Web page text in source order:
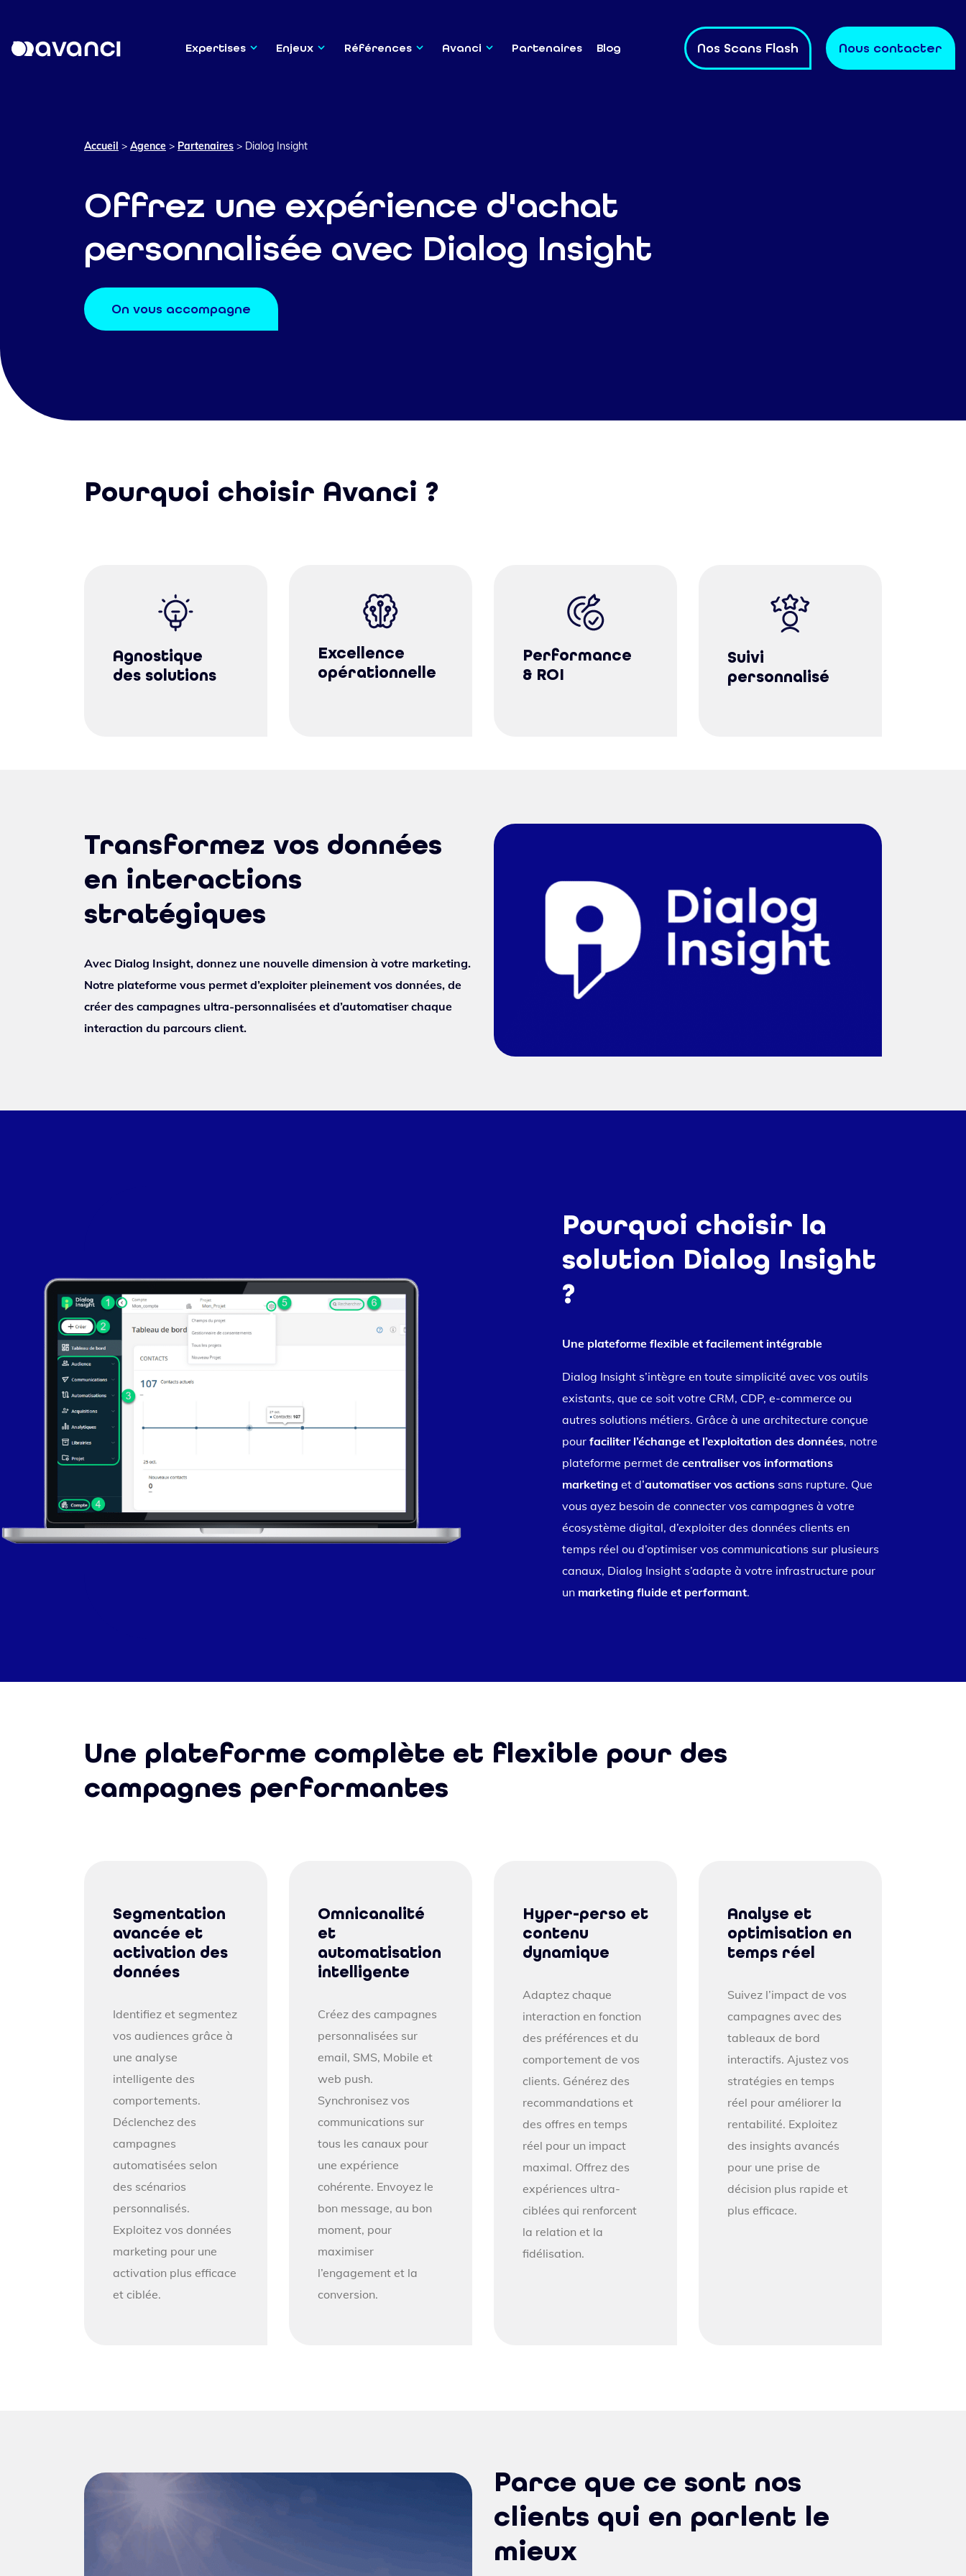
Expertises Enjeux Références Avanci Partenaires Blog Nos Scans Flash Nous contacter
Accueil > Agence > Partenaires > Dialog Insight
Offrez une expérience d'achat
personnalisée avec Dialog Insight
On vous accompagne
Pourquoi choisir Avanci ?
Agnostique
des solutions
Excellence
opérationnelle
Performance
& ROI
Suivi
personnalisé
Transformez vos données
en interactions
stratégiques
Avec Dialog Insight, donnez une nouvelle dimension à votre marketing.
Notre plateforme vous permet d’exploiter pleinement vos données, de
créer des campagnes ultra-personnalisées et d’automatiser chaque
interaction du parcours client.
Pourquoi choisir la
solution Dialog Insight
?
Une plateforme flexible et facilement intégrable
Dialog Insight s’intègre en toute simplicité avec vos outils
existants, que ce soit votre CRM, CDP, e-commerce ou
autres solutions métiers. Grâce à une architecture conçue
pour faciliter l’échange et l’exploitation des données, notre
plateforme permet de centraliser vos informations
marketing et d’automatiser vos actionssans rupture. Que
vous ayez besoin de connecter vos campagnes à votre
écosystème digital, d’exploiter des données clients en
temps réel ou d’optimiser vos communications sur plusieurs
canaux, Dialog Insight s’adapte à votre infrastructure pour
un marketing fluide et performant.
Une plateforme complète et flexible pour des
campagnes performantes
Segmentation
avancée et
activation des
données
Identifiez et segmentez
vos audiences grâce à
une analyse
intelligente des
comportements.
Déclenchez des
campagnes
automatisées selon
des scénarios
personnalisés.
Exploitez vos données
marketing pour une
activation plus efficace
et ciblée.
Omnicanalité
et
automatisation
intelligente
Créez des campagnes
personnalisées sur
email, SMS, Mobile et
web push.
Synchronisez vos
communications sur
tous les canaux pour
une expérience
cohérente. Envoyez le
bon message, au bon
moment, pour
maximiser
l’engagement et la
conversion.
Hyper-perso et
contenu
dynamique
Adaptez chaque
interaction en fonction
des préférences et du
comportement de vos
clients. Générez des
recommandations et
des offres en temps
réel pour un impact
maximal. Offrez des
expériences ultra-
ciblées qui renforcent
la relation et la
fidélisation.
Analyse et
optimisation en
temps réel
Suivez l’impact de vos
campagnes avec des
tableaux de bord
interactifs. Ajustez vos
stratégies en temps
réel pour améliorer la
rentabilité. Exploitez
des insights avancés
pour une prise de
décision plus rapide et
plus efficace.
Parce que ce sont nos
clients qui en parlent le
mieux